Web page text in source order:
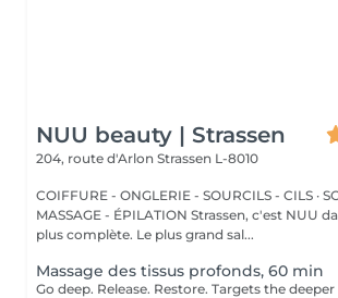
NUU beauty | Strassen
204, route d'Arlon Strassen L-8010
COIFFURE - ONGLERIE - SOURCILS - CILS ·
MASSAGE - ÉPILATION Strassen, c'est NUU dans sa version la
plus complète. Le plus grand sal...
Massage des tissus profonds, 60 min